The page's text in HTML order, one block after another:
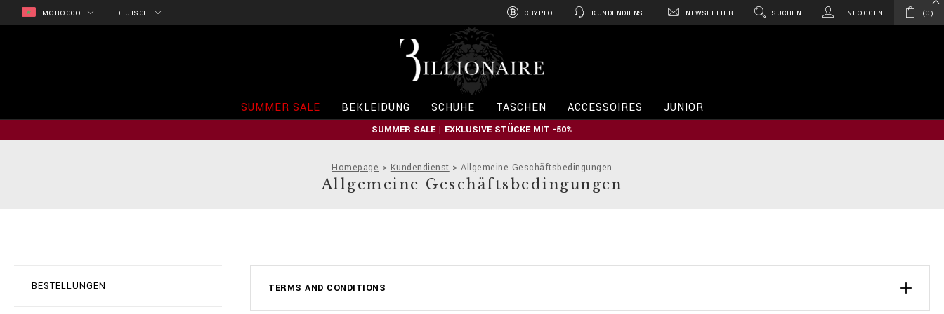
MOROCCO DEUTSCH CRYPTO KUNDENDIENST NEWSLETTER SUCHEN EINLOGGEN 0
l
o
n
a
e
SUMMER SALE BEKLEIDUNG SCHUHE TASCHEN ACCESSOIRES JUNIOR
SUMMER SALE | EXKLUSIVE STÜCKE MIT -50%
Homepage Kundendienst Allgemeine Geschäftsbedingungen
Allgemeine Geschäftsbedingungen
BESTELLUNGEN TERMS AND CONDITIONS